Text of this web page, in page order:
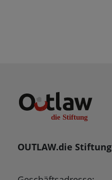
OUTLAW.die Stiftung